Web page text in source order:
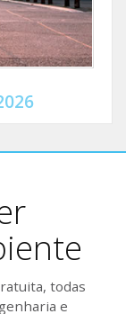
todas
e